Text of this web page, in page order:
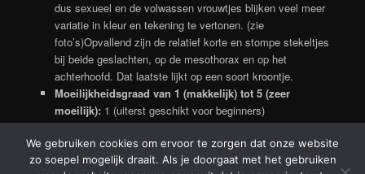
dus sexueel en de volwassen vrouwtjes blijken veel meer
variatie in kleur en tekening te vertonen. (zie
foto’s)Opvallend zijn de relatief korte en stompe stekeltjes
bij beide geslachten, op de mesothorax en op het
achterhoofd. Dat laatste lijkt op een soort kroontje.
Moeilijkheidsgraad van 1 (makkelijk) tot 5 (zeer
moeilijk): 1 (uiterst geschikt voor beginners)
Ondersteund door WordPress
We gebruiken cookies om ervoor te zorgen dat onze website
zo soepel mogelijk draait. Als je doorgaat met het gebruiken